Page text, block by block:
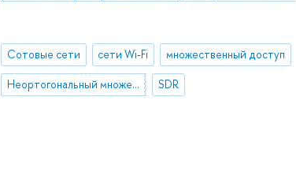
Сотовые сети сети Wi-Fi множественный доступ
Неортогональный множественный доступ SDR